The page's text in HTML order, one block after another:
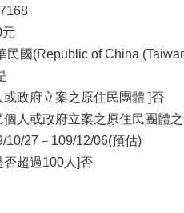
民國(Republic of China
或政府立案之原住民團體 ]否
個人或政府立案之原住民團體
10/27－109/12/06(預估)
否超過100人]否